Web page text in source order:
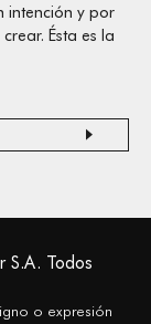
intención y por
Ésta es la
S.A. Todos
o expresión